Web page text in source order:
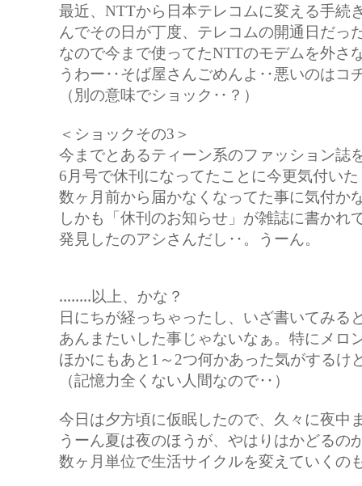
最近、NTTから日本テレコムに変える手続
んでその日が丁度、テレコムの開通日だっ
なので今まで使ってたNTTのモデムを外さ
うわー‥そば屋さんごめんよ‥悪いのは
（別の意味でショック‥？）
＜ショックその3＞
今までとあるティーン系のファッション誌
6月号で休刊になってたことに今更気付い
数ヶ月前から届かなくなってた事に気付か
しかも「休刊のお知らせ」が雑誌に書かれ
発見したのアシさんだし‥。うーん。
‥‥‥‥以上、かな？
日にちが経っちゃったし、いざ書いてみる
あんまたいした事じゃないなぁ。特にメロ
ほかにもあと1～2つ何かあった気がするけ
（記憶力全くない人間なので‥）
今日は夕方頃に仮眠したので、久々に夜中
うーん夏は夜のほうが、やはりはかどるの
数ヶ月単位で生活サイクルを変えていくの